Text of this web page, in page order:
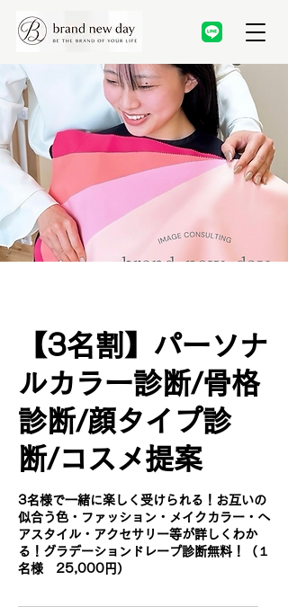
【3名割】パーソナ
ルカラー診断/骨格
診断/顔タイプ診
断/コスメ提案
3名様で一緒に楽しく受けられる！お互いの
似合う色・ファッション・メイクカラー・ヘ
アスタイル・アクセサリー等が詳しくわか
る！グラデーションドレープ診断無料！（１
名様 25,000円）